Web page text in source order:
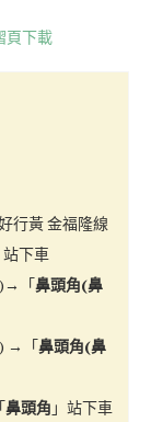
頁下載
行黃 金福隆線
站下車
)→「鼻頭角(鼻
→「鼻頭角(鼻
鼻頭角 」站下車